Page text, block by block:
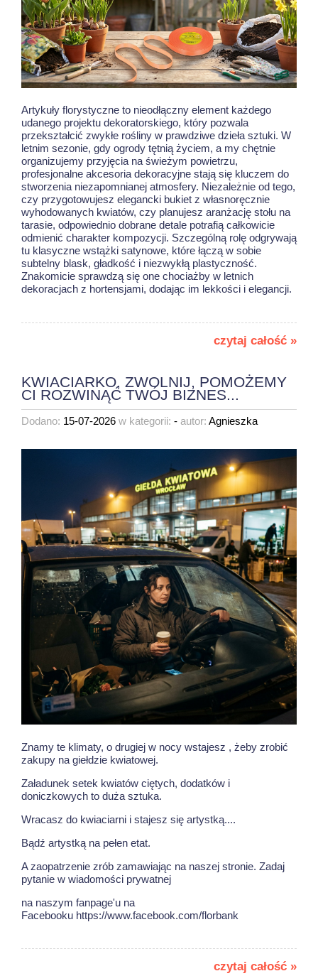
Artykuły florystyczne to nieodłączny element każdego
udanego projektu dekoratorskiego, który pozwala
przekształcić zwykłe rośliny w prawdziwe dzieła sztuki. W
letnim sezonie, gdy ogrody tętnią życiem, a my chętnie
organizujemy przyjęcia na świeżym powietrzu,
profesjonalne akcesoria dekoracyjne stają się kluczem do
stworzenia niezapomnianej atmosfery. Niezależnie od tego,
czy przygotowujesz elegancki bukiet z własnoręcznie
wyhodowanych kwiatów, czy planujesz aranżację stołu na
tarasie, odpowiednio dobrane detale potrafią całkowicie
odmienić charakter kompozycji. Szczególną rolę odgrywają
tu klasyczne wstążki satynowe, które łączą w sobie
subtelny blask, gładkość i niezwykłą plastyczność.
Znakomicie sprawdzą się one chociażby w letnich
dekoracjach z hortensjami, dodając im lekkości i elegancji.
czytaj całość »
KWIACIARKO, ZWOLNIJ, POMOŻEMY
CI ROZWINĄĆ TWÓJ BIZNES...
Dodano: 15-07-2026 w kategorii: - autor: Agnieszka
Znamy te klimaty, o drugiej w nocy wstajesz , żeby zrobić
zakupy na giełdzie kwiatowej.
Załadunek setek kwiatów ciętych, dodatków i
doniczkowych to duża sztuka.
Wracasz do kwiaciarni i stajesz się artystką....
Bądź artystką na pełen etat.
A zaopatrzenie zrób zamawiając na naszej stronie. Zadaj
pytanie w wiadomości prywatnej
na naszym fanpage'u na
Facebooku https://www.facebook.com/florbank
czytaj całość »